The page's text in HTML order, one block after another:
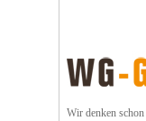
Wir denken